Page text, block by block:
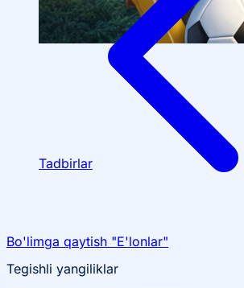
Tadbirlar
Bo'limga qaytish "E'lonlar"
Tegishli yangiliklar